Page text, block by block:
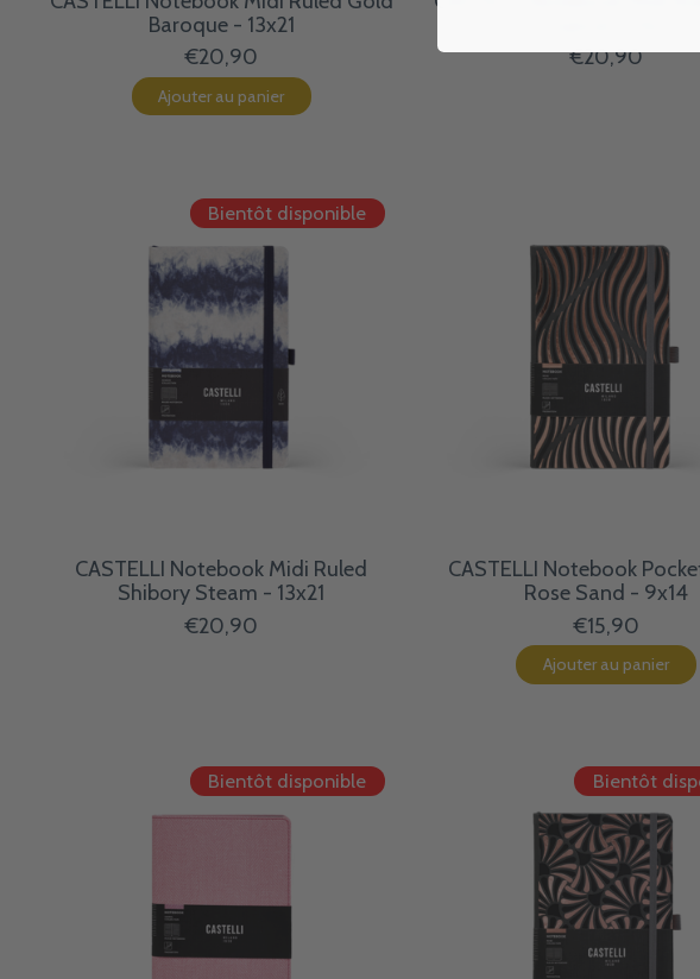
Baroque - 13x21
€20,90
Ajouter au panier
€20,90
Bientôt disponible
CASTELLI Notebook Midi Ruled
Shibory Steam - 13x21
€20,90
CASTELLI Notebook
Rose Sand - 9x14
€15,90
Ajouter au panier
Bientôt disponible Bientôt